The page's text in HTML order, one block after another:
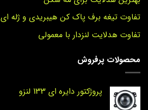
تفاوت تیغه برف پاک کن هیبریدی و ژله ای
تفاوت هدلایت لنزدار با معمولی
محصولات پرفروش
پروژکتور دایره‌ ای 133 لنزو